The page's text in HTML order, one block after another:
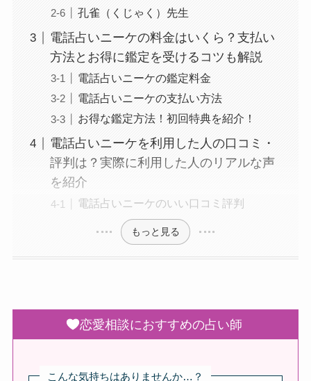
孔雀（くじゃく）先生
電話占いニーケの料金はいくら？支払い
方法とお得に鑑定を受けるコツも解説
電話占いニーケの鑑定料金
電話占いニーケの支払い方法
お得な鑑定方法！初回特典を紹介！
電話占いニーケを利用した人の口コミ・
評判は？実際に利用した人のリアルな声
を紹介
電話占いニーケのいい口コミ評判
もっと見る
恋愛相談におすすめの占い師
こんな気持ちはありませんか…？